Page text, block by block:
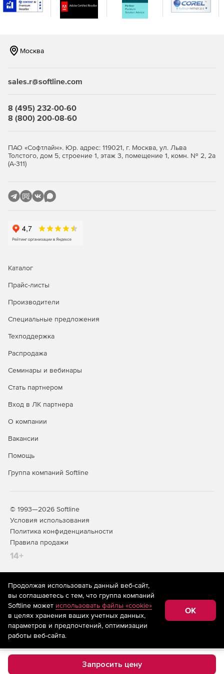
Запросить цену
Москва
sales.r@softline.com
8 (495) 232-00-60
8 (800) 200-08-60
ПАО «Софтлайн». Юр. адрес: 119021, г. Москва, ул. Льва
Толстого, дом 5, строение 1, этаж 3, помещение 1, комн. № 2, 2а
(А-311)
Каталог
Прайс-листы
Производители
Специальные предложения
Техподдержка
Распродажа
Семинары и вебинары
Стать партнером
Вход в ЛК партнера
О компании
Вакансии
Помощь
Группа компаний Softline
© 1993—2026 Softline
Условия использования
Политика конфиденциальности
Правила продажи
14+
На информационном ресурсе store.softline.ru применяются
рекомендательные технологии(информационные технологии
предоставления информации на основе сбора,
систематизации и анализа сведений, относящихся к
предпочтениям пользователей сети «Интернет»,
находящихся на территории Российской Федерации)
Продолжая использовать данный веб-сайт,
вы соглашаетесь с тем, что группа компаний
Softline может использовать файлы «cookie»
в целях хранения ваших учетных данных,
параметров и предпочтений, оптимизации
работы веб-сайта.
OK